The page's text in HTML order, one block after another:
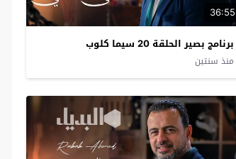
36:55
برنامج بصير الحلقة 20 سيما كلوب
منذ سنتين